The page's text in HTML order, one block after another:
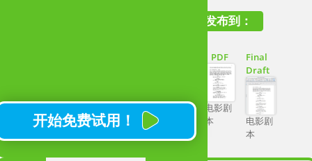
开始免费试用！
发布到：
PDF
电影剧
本
Final
Draft
电影剧
本
访问SoCreate的完
整图片库，包括地
您自己的图片！
实时协作
通过 SoCreate 的
馈功能进行共享
（即将推出！)